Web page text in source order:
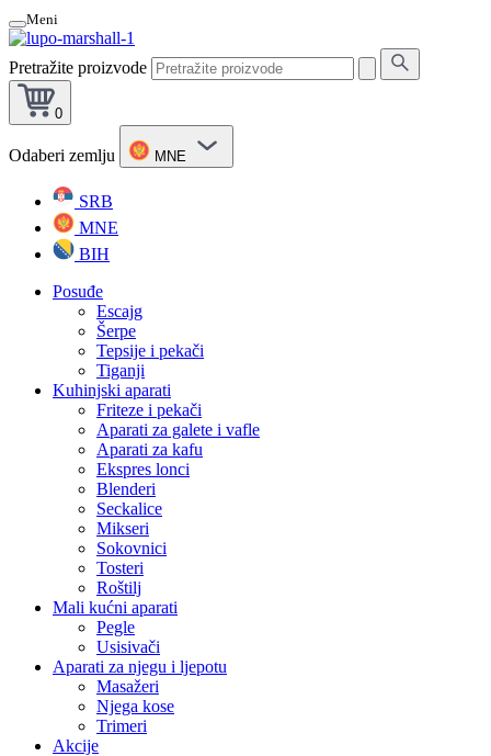
Meni
Pretražite proizvode
0
Odaberi zemlju MNE
SRB
MNE
BIH
Posuđe
Escajg
Šerpe
Tepsije i pekači
Tiganji
Kuhinjski aparati
Friteze i pekači
Aparati za galete i vafle
Aparati za kafu
Ekspres lonci
Blenderi
Seckalice
Mikseri
Sokovnici
Tosteri
Roštilj
Mali kućni aparati
Pegle
Usisivači
Aparati za njegu i ljepotu
Masažeri
Njega kose
Trimeri
Akcije